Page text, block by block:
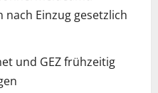
nach Einzug gesetzlich
und GEZ frühzeitig